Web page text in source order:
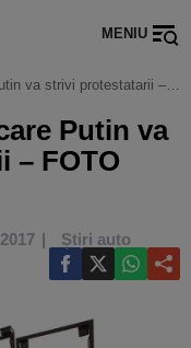
MENIU
va strivi protestatarii – foto
Putin va
– FOTO
Știri auto